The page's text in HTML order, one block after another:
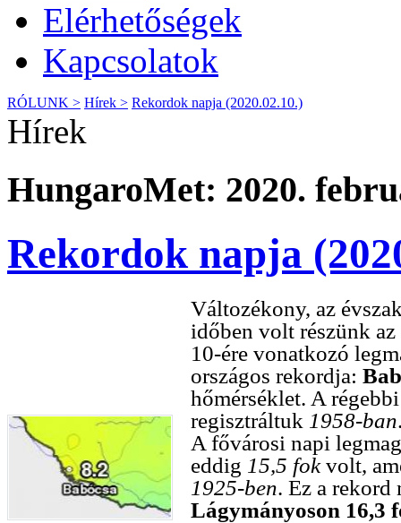
Elérhetőségek
Kapcsolatok
RÓLUNK > Hírek > Rekordok napja (2020.02.10.)
Hírek
HungaroMet: 2020.
Rekordok napja
Változékony, az
időben volt részünk
10-ére vonatkozó
országos rekordja:
hőmérséklet. A
regisztráltuk 1958-ban
A fővárosi napi
eddig 15,5 fokvolt,
1925-ben. Ez a
Lágymányoson 16,3